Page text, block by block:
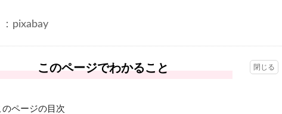
pixabay
このページでわかること
のページの目次